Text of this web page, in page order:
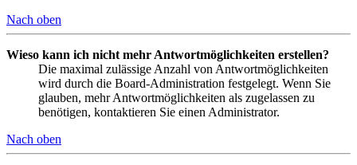
Nach oben
Wieso kann ich nicht mehr Antwortmöglichkeiten erstellen?
Die maximal zulässige Anzahl von Antwortmöglichkeiten
wird durch die Board-Administration festgelegt. Wenn Sie
glauben, mehr Antwortmöglichkeiten als zugelassen zu
benötigen, kontaktieren Sie einen Administrator.
Nach oben